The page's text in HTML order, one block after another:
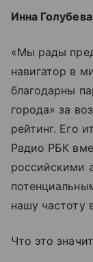
Инна
«Мы рады
навигатор в
благодарны
города» за
рейтинг. Его
Радио РБК
российскими
нашу частоту
Что это значит